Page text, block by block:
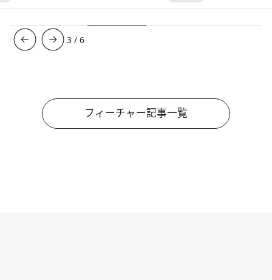
3 /6
フィーチャー記事一覧